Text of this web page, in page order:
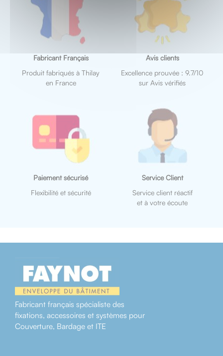
Fabricant Français
Produit fabriqués à Thilay
en France
Avis clients
Excellence prouvée : 9.7/10
sur Avis vérifiés
Paiement sécurisé
Flexibilité et sécurité
Service Client
Service client réactif
et à votre écoute
Fabricant français spécialiste des
fixations, accessoires et systèmes pour
Couverture, Bardage et ITE